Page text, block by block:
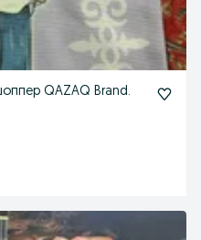
QAZAQ Brand.